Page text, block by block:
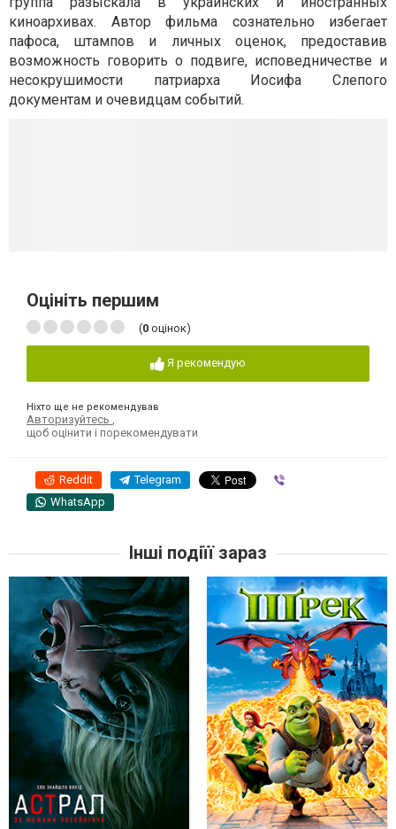
киноархивах. Автор фильма сознательно избегает
пафоса, штампов и личных оценок, предоставив
возможность говорить о подвиге, исповедничестве и
несокрушимости патриарха Иосифа Слепого
документам и очевидцам событий.
Оцініть першим
(0 оцінок)
Я рекомендую
Ніхто ще не рекомендував
Авторизуйтесь
щоб оцінити і порекомендувати
Reddit Telegram
WhatsApp
Інші подіїї зараз